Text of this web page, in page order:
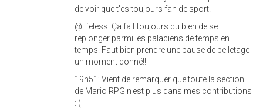
de voir que t'es toujours fan de sport!
@lifeless: Ça fait toujours du bien de se
replonger parmi les palaciens de temps en
temps. Faut bien prendre une pause de pelletage
un moment donné!!
19h51: Vient de remarquer que toute la section
de Mario RPG n'est plus dans mes contributions
:'(